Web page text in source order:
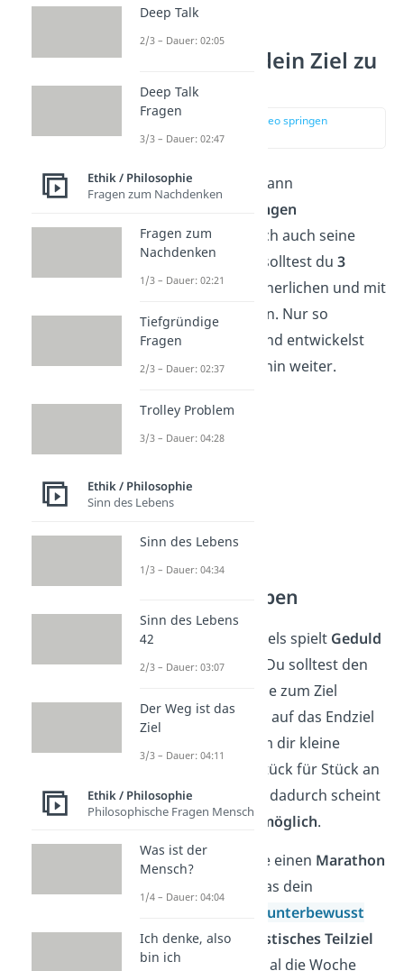
3 Schritte, um dein Ziel zu
erreichen
zur Stelle im Video springen
(01:18)
„Der Weg ist das Ziel“ kann
Bedeutungen
haben. Damit der Spruch auch seine
Wirksamkeit entfaltet, solltest du 3
wichtigeSchritte
verinnerlichen und mit
auf deinen Weg
nehmen. Nur so
erreichst du dein
und entwickelst
dich auf dem Weg dorthin weiter.
1. Schritt — Etappen
Beim Verfolgen eines Ziels spielt Geduld
eine wesentliche Rolle. Du solltest den
auf der Reise zum Ziel
schätzen, statt dich nur auf das Endziel
zu konzentrieren. Nimm dir kleine
vor, die dich Stück für Stück an
dein Ziel bringen. Denn dadurch scheint
das Zielnicht mehr unmöglich.
Wenn du beispielsweise einen Marathon
laufen willst, dann ist das dein
unterbewusst
hinarbeitest. Dein realistisches Teilziel
könnte jedoch sein, 3 Mal die Woche
Deep Talk
2/3 – Dauer: 02:05
Deep Talk
Fragen
3/3 – Dauer: 02:47
Ethik / Philosophie
Fragen zum Nachdenken
Fragen zum
Nachdenken
1/3 – Dauer: 02:21
Tiefgründige
Fragen
2/3 – Dauer: 02:37
Trolley Problem
3/3 – Dauer: 04:28
Ethik / Philosophie
Sinn des Lebens
Sinn des Lebens
1/3 – Dauer: 04:34
Sinn des Lebens
42
2/3 – Dauer: 03:07
Der Weg ist das
Ziel
3/3 – Dauer: 04:11
Ethik / Philosophie
Philosophische Fragen Mensch
Was ist der
Mensch?
1/4 – Dauer: 04:04
Ich denke, also
bin ich